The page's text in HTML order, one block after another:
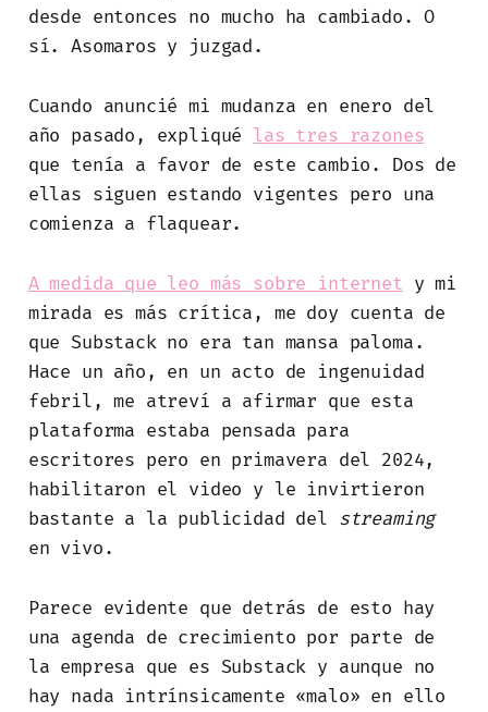
desde entonces no mucho ha cambiado. O
sí. Asomaros y juzgad.
Cuando anuncié mi mudanza en enero del
año pasado, expliqué las tres razones
que tenía a favor de este cambio. Dos de
ellas siguen estando vigentes pero una
comienza a flaquear.
A medida que leo más sobre internet y mi
mirada es más crítica, me doy cuenta de
que Substack no era tan mansa paloma.
Hace un año, en un acto de ingenuidad
febril, me atreví a afirmar que esta
plataforma estaba pensada para
escritores pero en primavera del 2024,
habilitaron el video y le invirtieron
bastante a la publicidad del streaming
en vivo.
Parece evidente que detrás de esto hay
una agenda de crecimiento por parte de
la empresa que es Substack y aunque no
hay nada intrínsicamente «malo» en ello